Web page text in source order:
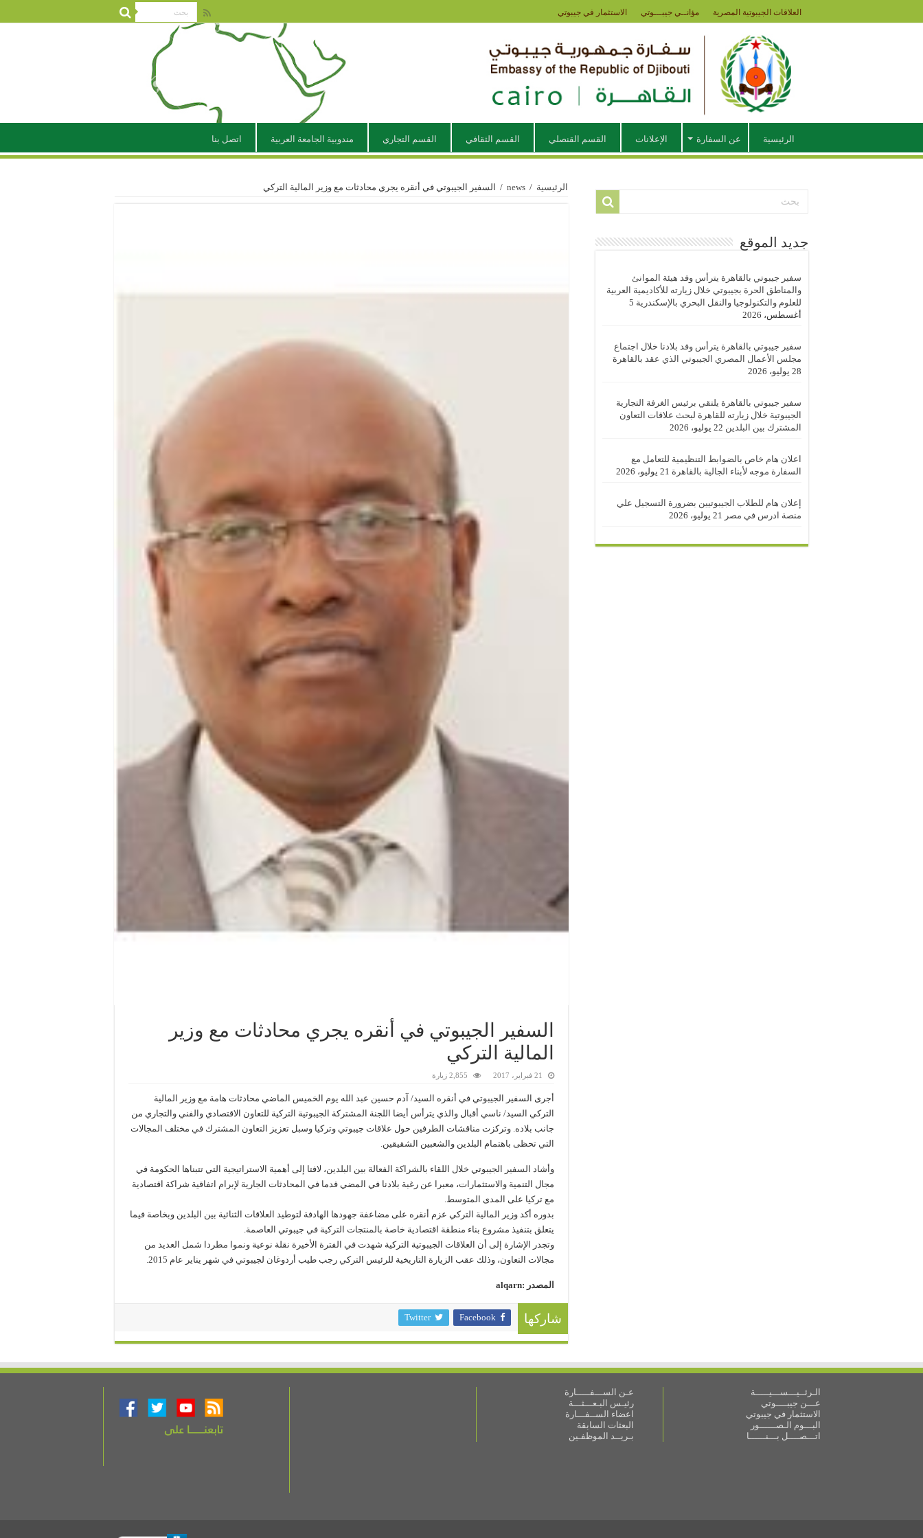
العلاقات الجيبوتية المصرية مؤانــي جيبـــوتي الاستثمار في جيبوتي
الرئيسية عن السفارة الإعلانات القسم القنصلي القسم الثقافي القسم التجاري مندوبية الجامعة العربية اتصل بنا
الرئيسية /
news
/ السفير الجيبوتي في أنقره يجري محادثات مع وزير المالية التركي
السفير الجيبوتي في أنقره يجري محادثات مع وزير
المالية التركي
21 فبراير، 2017 2,855 زيارة
أجرى السفير الجيبوتي في أنقره السيد/ آدم حسين عبد الله يوم الخميس الماضي محادثات هامة مع وزير المالية
التركي السيد/ ناسي أقبال والذي يترأس أيضا اللجنة المشتركة الجيبوتية التركية للتعاون الاقتصادي والفني والتجاري من
جانب بلاده. وتركزت مناقشات الطرفين حول علاقات جيبوتي وتركيا وسبل تعزيز التعاون المشترك في مختلف المجالات
التي تحظى باهتمام البلدين والشعبين الشقيقين.
وأشاد السفير الجيبوتي خلال اللقاء بالشراكة الفعالة بين البلدين، لافتا إلى أهمية الاستراتيجية التي تتبناها الحكومة في
مجال التنمية والاستثمارات، معبرا عن رغبة بلادنا في المضي قدما في المحادثات الجارية لإبرام اتفاقية شراكة اقتصادية
مع تركيا على المدى المتوسط.
بدوره أكد وزير المالية التركي عزم أنقره على مضاعفة جهودها الهادفة لتوطيد العلاقات الثنائية بين البلدين وبخاصة فيما
يتعلق بتنفيذ مشروع بناء منطقة اقتصادية خاصة بالمنتجات التركية في جيبوتي العاصمة.
وتجدر الإشارة إلى أن العلاقات الجيبوتية التركية شهدت في الفترة الأخيرة نقلة نوعية ونموا مطردا شمل العديد من
مجالات التعاون، وذلك عقب الزيارة التاريخية للرئيس التركي رجب طيب أردوغان لجيبوتي في شهر يناير عام 2015.
المصدر :alqarn
شاركها Facebook
Twitter
جديد الموقع
سفير جيبوتي بالقاهرة يترأس وفد هيئة الموانئ
والمناطق الحرة بجيبوتي خلال زيارته للأكاديمية العربية
للعلوم والتكنولوجيا والنقل البحري بالإسكندرية 5
أغسطس، 2026
سفير جيبوتي بالقاهرة يترأس وفد بلادنا خلال اجتماع
مجلس الأعمال المصري الجيبوتي الذي عقد بالقاهرة
28 يوليو، 2026
سفير جيبوتي بالقاهرة يلتقي برئيس الغرفة التجارية
الجيبوتية خلال زيارته للقاهرة لبحث علاقات التعاون
المشترك بين البلدين 22 يوليو، 2026
اعلان هام خاص بالضوابط التنظيمية للتعامل مع
السفارة موجه لأبناء الجالية بالقاهرة 21 يوليو، 2026
إعلان هام للطلاب الجيبوتيين بضرورة التسجيل علي
منصة ادرس في مصر
21 يوليو، 2026
الـرئــيـــســـيـــــة
عـــن جيبــــوتي
الاستثمار في جيبوتي
البـــوم الـصــــــور
اتـــصــــل بـــنــــــا
عـن الســـفـــــارة
رئيـس البـعـــثـــة
اعضاء الســفـــارة
البعثات السابقة
بـريــد الموظفـين